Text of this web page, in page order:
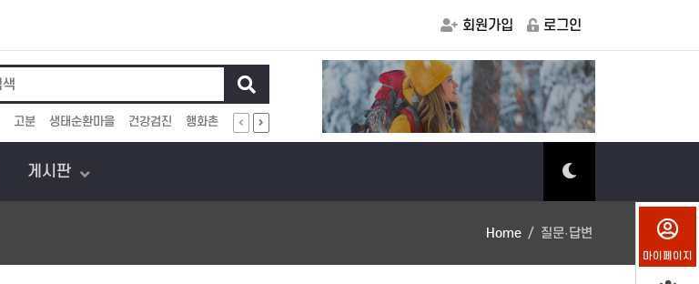
회원가입 로그인
고분 생태순환마을 건강검진 행화촌 유기농산물 마을소식 유기농
게시판
Home 질문·답변
마이페이지